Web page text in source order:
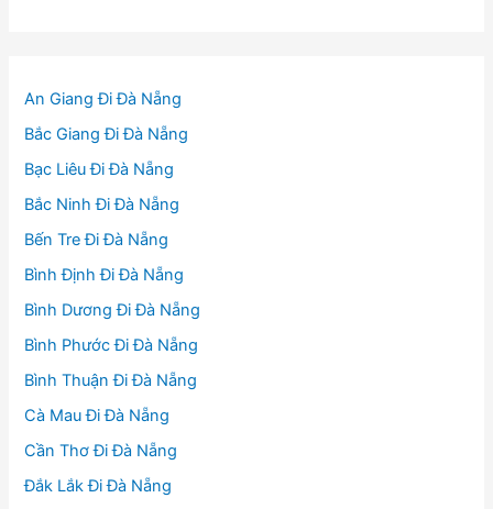
An Giang Đi Đà Nẵng
Bắc Giang Đi Đà Nẵng
Bạc Liêu Đi Đà Nẵng
Bắc Ninh Đi Đà Nẵng
Bến Tre Đi Đà Nẵng
Bình Định Đi Đà Nẵng
Bình Dương Đi Đà Nẵng
Bình Phước Đi Đà Nẵng
Bình Thuận Đi Đà Nẵng
Cà Mau Đi Đà Nẵng
Cần Thơ Đi Đà Nẵng
Đắk Lắk Đi Đà Nẵng